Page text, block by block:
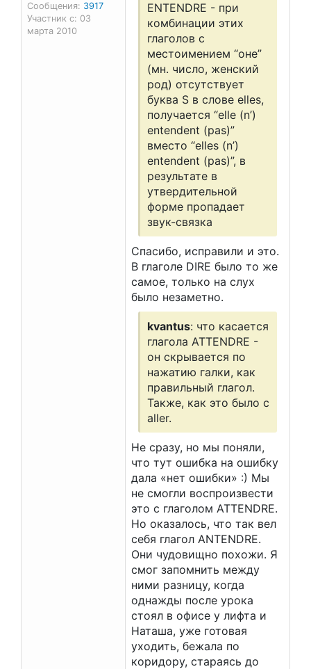
Сообщения: 3917
Участник с: 03
марта 2010
ENTENDRE - при
комбинации этих
глаголов с
местоимением “оне”
(мн. число, женский
род) отсутствует
буква S в слове elles,
получается “elle (n’)
entendent (pas)”
вместо “elles (n’)
entendent (pas)”, в
результате в
утвердительной
форме пропадает
звук-связка
Спасибо, исправили и это.
В глаголе DIRE было то же
самое, только на слух
было незаметно.
kvantus: что касается
глагола ATTENDRE -
он скрывается по
нажатию галки, как
правильный глагол.
Также, как это было с
aller.
Не сразу, но мы поняли,
что тут ошибка на ошибку
дала «нет ошибки» :) Мы
не смогли воспроизвести
это с глаголом ATTENDRE.
Но оказалось, что так вел
себя глагол ANTENDRE.
Они чудовищно похожи. Я
смог запомнить между
ними разницу, когда
однажды после урока
стоял в офисе у лифта и
Наташа, уже готовая
уходить, бежала по
коридору, стараясь до